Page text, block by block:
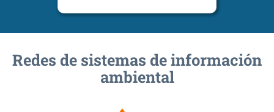
Redes de sistemas de información
ambiental